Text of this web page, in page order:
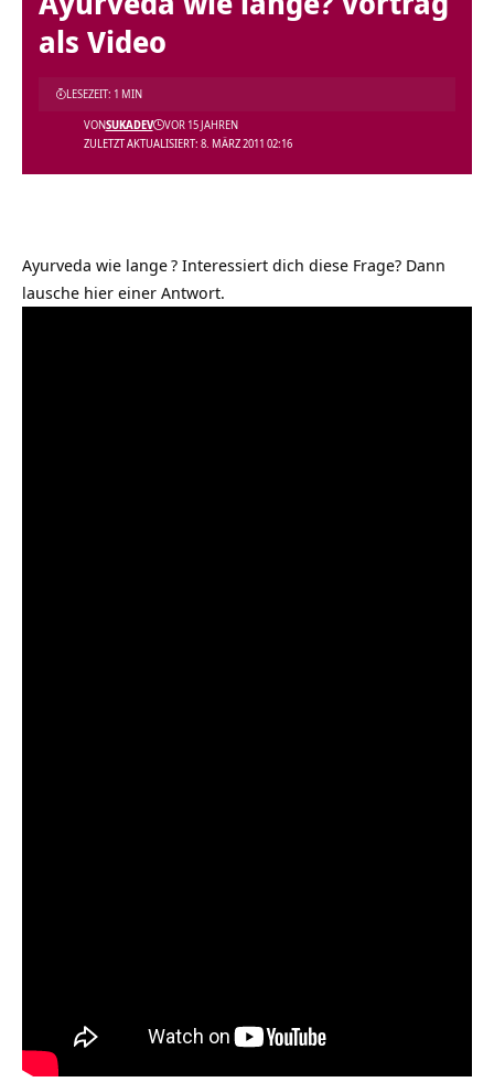
als Video
ZULETZT AKTUALISIERT: 8. MÄRZ 2011 02:16
VONSUKADEV VOR 15 JAHREN
LESEZEIT: 1 MIN
Ayurveda wie lange? Interessiert dich diese Frage? Dann
lausche hier einer Antwort.